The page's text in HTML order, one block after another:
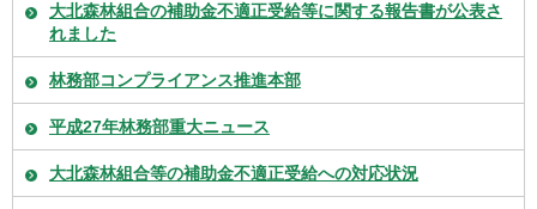
大北森林組合の補助金不適正受給等に関する報告書が公表さ
れました
林務部コンプライアンス推進本部
平成27年林務部重大ニュース
大北森林組合等の補助金不適正受給への対応状況